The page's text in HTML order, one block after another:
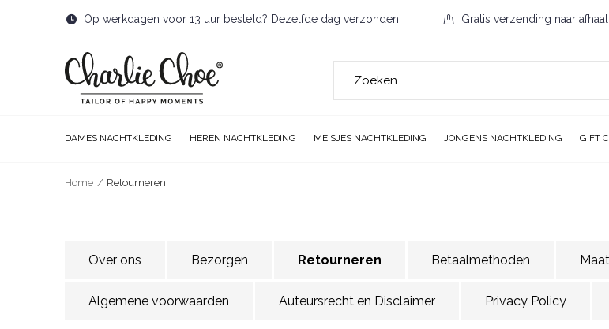
DAMES NACHTKLEDING HEREN NACHTKLEDING MEISJES NACHTKLEDING JONGENS NACHTKLEDING GIFT
Op werkdagen voor 13 uur besteld? Dezelfde dag verzonden. Gratis verzending naar
Home Retourneren
Over ons Bezorgen Retourneren Betaalmethoden
Algemene voorwaarden Auteursrecht en Disclaimer Privacy Policy